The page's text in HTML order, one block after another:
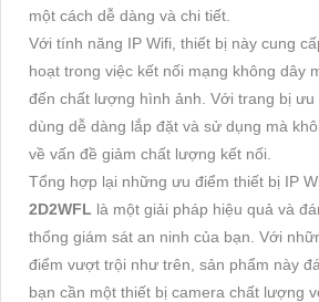
một cách dễ dàng và chi tiết.
Với tính năng IP Wifi, thiết bị này cung
hoạt trong việc kết nối mạng không dây
đến chất lượng hình ảnh. Với trang bị
dùng dễ dàng lắp đặt và sử dụng mà
về vấn đề giảm chất lượng kết nối.
Tổng hợp lại những ưu điểm thiết bị IP
2D2WFL là một giải pháp hiệu quả và
thống giám sát an ninh của bạn. Với
điểm vượt trội như trên, sản phẩm này
bạn cần một thiết bị camera chất lượng